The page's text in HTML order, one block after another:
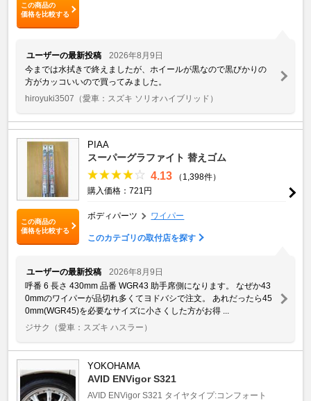
この商品の
価格を比較する
ユーザーの最新投稿
2026年8月9日
今までは水拭きで終えましたが、ホイールが黒なので黒びかりの
方がカッコいいので買ってみました。
hiroyuki3507 （愛車：スズキ ソリオハイブリッド）
この商品の
価格を比較する
PIAA
スーパーグラファイト 替えゴム
4.13
（1,398件）
購入価格：721円
ボディパーツ ワイパー
このカテゴリの取付店を探す
ユーザーの最新投稿
2026年8月9日
呼番 6 長さ 430mm 品番 WGR43 助手席側になります。 なぜか43
0mmのワイパーが品切れ多くてヨドバシで注文。 あれだったら45
0mm(WGR45)を必要なサイズに小さくした方がお得 ...
ジサク
（愛車：スズキ ハスラー）
YOKOHAMA
AVID ENVigor S321
AVID ENVigor S321 タイヤタイプ:コンフォート